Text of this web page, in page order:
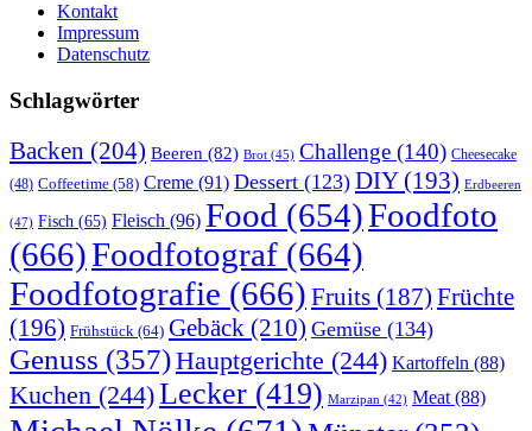
Kontakt
Impressum
Datenschutz
Schlagwörter
Backen (204) Beeren (82) Brot (45) Challenge (140) Cheesecake
(48) Coffeetime (58) Creme (91) Dessert (123) DIY(193) Erdbeeren
(47) Fisch (65) Fleisch (96) Food (654)Foodfoto
(666)Foodfotograf (664)
Foodfotografie (666) Fruits (187) Früchte
(196) Frühstück (64) Gebäck (210) Gemüse (134)
Genuss (357)Hauptgerichte (244) Kartoffeln (88)
Kuchen (244)Lecker (419) Marzipan (42) Meat (88)